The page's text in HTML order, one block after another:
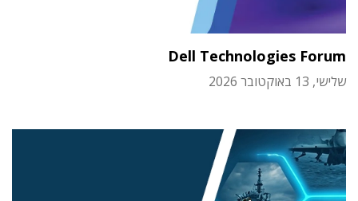
Dell Technologies Forum
שלישי, 13 באוקטובר 2026